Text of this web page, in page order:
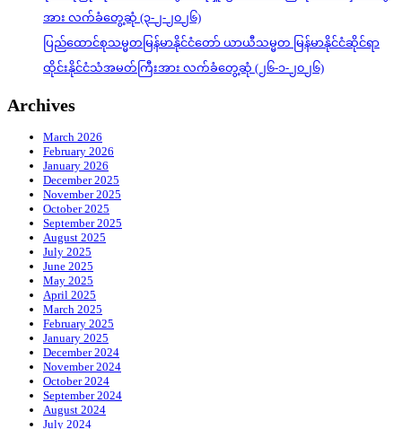
အား လက်ခံတွေ့ဆုံ (၃-၂-၂၀၂၆)
ပြည်ထောင်စုသမ္မတမြန်မာနိုင်ငံတော် ယာယီသမ္မတ မြန်မာနိုင်ငံဆိုင်ရာ
ထိုင်းနိုင်ငံသံအမတ်ကြီးအား လက်ခံတွေ့ဆုံ (၂၆-၁-၂၀၂၆)
Archives
March 2026
February 2026
January 2026
December 2025
November 2025
October 2025
September 2025
August 2025
July 2025
June 2025
May 2025
April 2025
March 2025
February 2025
January 2025
December 2024
November 2024
October 2024
September 2024
August 2024
July 2024